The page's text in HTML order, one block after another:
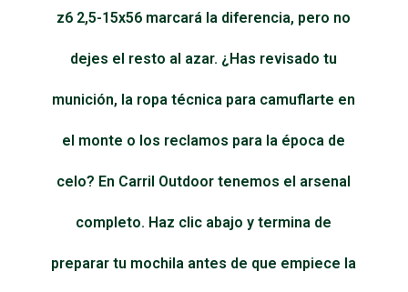
z6 2,5-15x56 marcará la diferencia, pero no
dejes el resto al azar. ¿Has revisado tu
munición, la ropa técnica para camuflarte en
el monte o los reclamos para la época de
celo? En Carril Outdoor tenemos el arsenal
completo. Haz clic abajo y termina de
preparar tu mochila antes de que empiece la